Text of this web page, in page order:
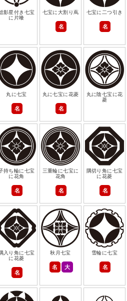
影星付き七宝
に片喰
七宝に大割り蔦
名
七宝に二つ引き
名
丸に七宝
名
丸に七宝に花菱
名
丸に陰七宝に花
菱
持ち輪に七宝
に花角
名
三重輪に七宝に
花角
名
隅切り角に七宝
に花菱
名
入り角に七宝
に花菱
名
秋月七宝
名 大
雪輪に七宝
名